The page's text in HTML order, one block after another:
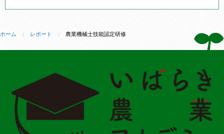
ホーム レポート 農業機械士技能認定研修